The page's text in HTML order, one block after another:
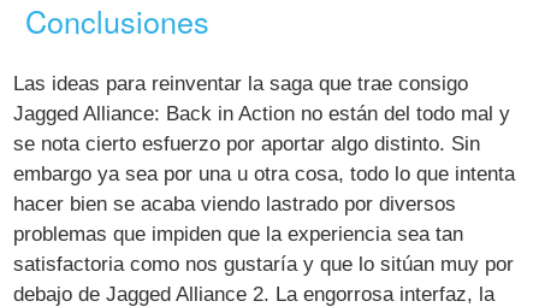
Conclusiones
Las ideas para reinventar la saga que trae consigo
Jagged Alliance: Back in Action no están del todo mal y
se nota cierto esfuerzo por aportar algo distinto. Sin
embargo ya sea por una u otra cosa, todo lo que intenta
hacer bien se acaba viendo lastrado por diversos
problemas que impiden que la experiencia sea tan
satisfactoria como nos gustaría y que lo sitúan muy por
debajo de Jagged Alliance 2. La engorrosa interfaz, la